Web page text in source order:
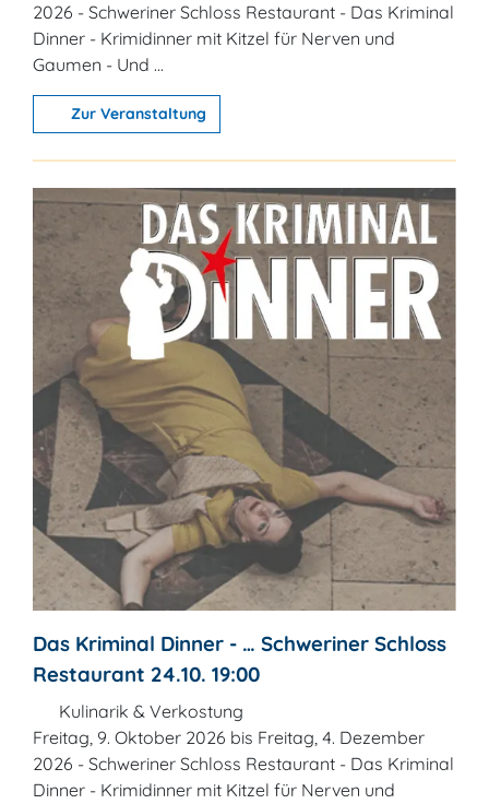
2026 - Schweriner Schloss Restaurant - Das Kriminal
Dinner - Krimidinner mit Kitzel für Nerven und
Gaumen - Und ...
Zur Veranstaltung
Das Kriminal Dinner - … Schweriner Schloss
Restaurant 24.10. 19:00
Kulinarik & Verkostung
Freitag, 9. Oktober 2026 bis Freitag, 4. Dezember
2026 - Schweriner Schloss Restaurant - Das Kriminal
Dinner - Krimidinner mit Kitzel für Nerven und